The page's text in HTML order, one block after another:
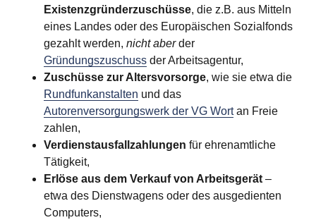
Existenzgründerzuschüsse, die z.B. aus Mitteln
eines Landes oder des Europäischen Sozialfonds
gezahlt werden,nicht aberder
Gründungszuschuss der Arbeitsagentur,
Zuschüsse zur Altersvorsorge, wie sie etwa die
Rundfunkanstalten und das
Autorenversorgungswerk der VG Wortan Freie
zahlen,
Verdienstausfallzahlungen für ehrenamtliche
Tätigkeit,
Erlöse aus dem Verkauf von Arbeitsgerät –
etwa des Dienstwagens oder des ausgedienten
Computers,